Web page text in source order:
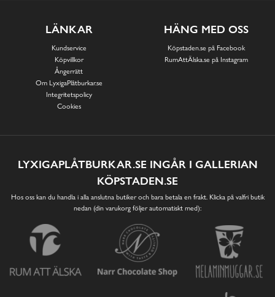
LÄNKAR
Kundservice
Köpvillkor
Ångerrätt
Om LyxigaPlåtburkar.se
Integritetspolicy
Cookies
HÄNG MED OSS
Köpstaden.se på Facebook
RumAttÄlska.se på Instagram
LYXIGAPLÅTBURKAR.SE INGÅR I GALLERIAN
KÖPSTADEN.SE
Hos oss kan du handla i alla anslutna butiker och bara betala en frakt. Klicka på valfri butik
nedan (din varukorg följer automatiskt med):